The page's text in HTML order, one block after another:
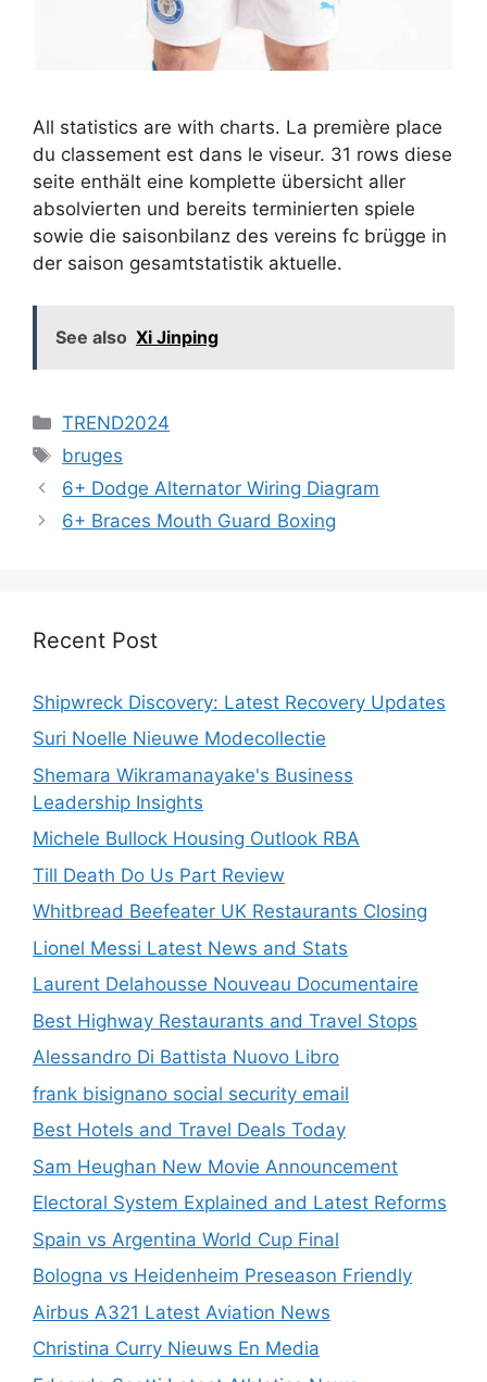
All statistics are with charts. La première place
du classement est dans le viseur. 31 rows diese
seite enthält eine komplette übersicht aller
absolvierten und bereits terminierten spiele
sowie die saisonbilanz des vereins fc brügge in
der saison gesamtstatistik aktuelle.
See also Xi Jinping
Categories
TREND2024
Tags
bruges
6+ Dodge Alternator Wiring Diagram
6+ Braces Mouth Guard Boxing
Recent Post
Shipwreck Discovery: Latest Recovery Updates
Suri Noelle Nieuwe Modecollectie
Shemara Wikramanayake's Business
Leadership Insights
Michele Bullock Housing Outlook RBA
Till Death Do Us Part Review
Whitbread Beefeater UK Restaurants Closing
Lionel Messi Latest News and Stats
Laurent Delahousse Nouveau Documentaire
Best Highway Restaurants and Travel Stops
Alessandro Di Battista Nuovo Libro
frank bisignano social security email
Best Hotels and Travel Deals Today
Sam Heughan New Movie Announcement
Electoral System Explained and Latest Reforms
Spain vs Argentina World Cup Final
Bologna vs Heidenheim Preseason Friendly
Airbus A321 Latest Aviation News
Christina Curry Nieuws En Media